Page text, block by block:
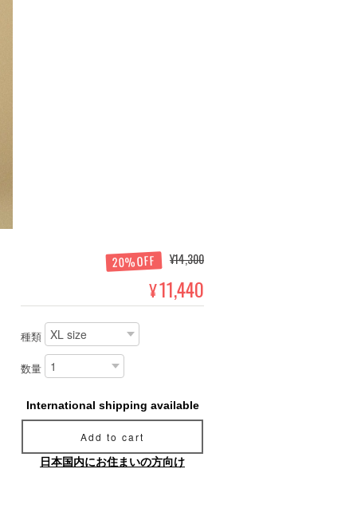
20%OFF ¥14,300
¥11,440
種類
数量
International shipping available
Add to cart
日本国内にお住まいの方向け